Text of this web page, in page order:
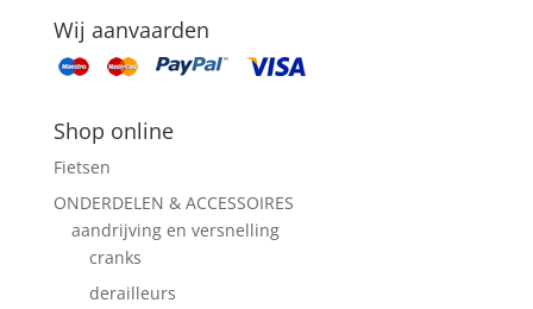
Wij aanvaarden
Shop online
Fietsen
ONDERDELEN & ACCESSOIRES
aandrijving en versnelling
cranks
derailleurs